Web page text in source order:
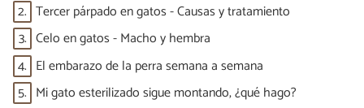
2. Tercer párpado en gatos - Causas y tratamiento
3. Celo en gatos - Macho y hembra
4. El embarazo de la perra semana a semana
5. Mi gato esterilizado sigue montando, ¿qué hago?